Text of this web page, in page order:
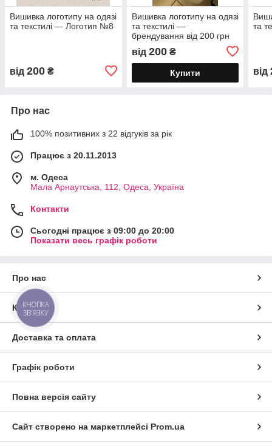
Вишивка логотипу на одязі
та текстилі — Логотип №8
від 200 ₴
Вишивка логотипу на одязі
та текстилі —
брендування від 200 грн
від 200₴
Купити
та
від
Про нас
100% позитивних з 22 відгуків за рік
Працює з 20.11.2013
м. Одеса
Мала Арнаутська, 112, Одеса, Україна
Контакти
Сьогодні працює з 09:00 до 20:00
Показати весь графік роботи
Про нас
Контакти
Доставка та оплата
Графік роботи
Повна версія сайту
Сайт створено на маркетплейсі Prom.ua
КНОПКА
ЗВ'ЯЗКУ